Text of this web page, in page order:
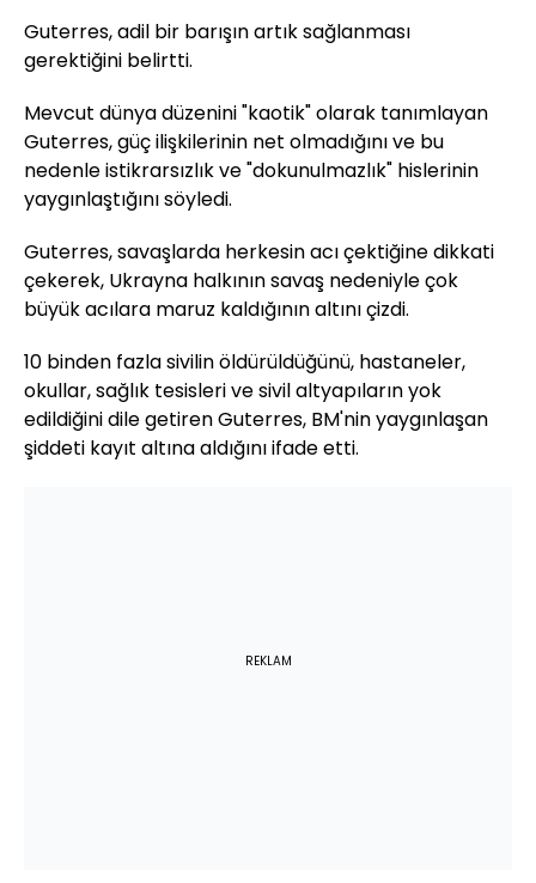
Guterres, adil bir barışın artık sağlanması
gerektiğini belirtti.
Mevcut dünya düzenini "kaotik" olarak tanımlayan
Guterres, güç ilişkilerinin net olmadığını ve bu
nedenle istikrarsızlık ve "dokunulmazlık" hislerinin
yaygınlaştığını söyledi.
Guterres, savaşlarda herkesin acı çektiğine dikkati
çekerek, Ukrayna halkının savaş nedeniyle çok
büyük acılara maruz kaldığının altını çizdi.
10 binden fazla sivilin öldürüldüğünü, hastaneler,
okullar, sağlık tesisleri ve sivil altyapıların yok
edildiğini dile getiren Guterres, BM'nin yaygınlaşan
şiddeti kayıt altına aldığını ifade etti.
REKLAM